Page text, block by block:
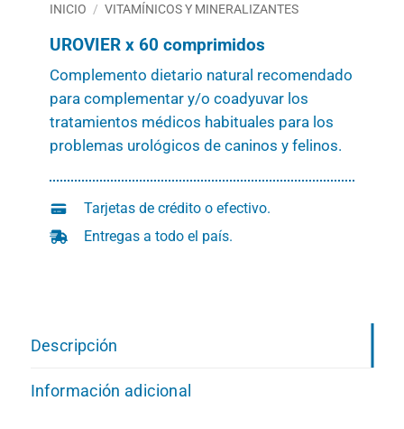
INICIO / VITAMÍNICOS Y MINERALIZANTES
UROVIER x 60 comprimidos
Complemento dietario natural recomendado
para complementar y/o coadyuvar los
tratamientos médicos habituales para los
problemas urológicos de caninos y felinos.
Tarjetas de crédito o efectivo.
Entregas a todo el país.
Descripción
Información adicional